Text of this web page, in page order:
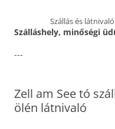
Szállás és
Szálláshely, minőségi
---
Zell am See tó
ölén látnivaló